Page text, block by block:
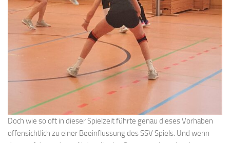
Doch wie so oft in dieser Spielzeit führte genau dieses Vorhaben
offensichtlich zu einer Beeinflussung des SSV Spiels. Und wenn